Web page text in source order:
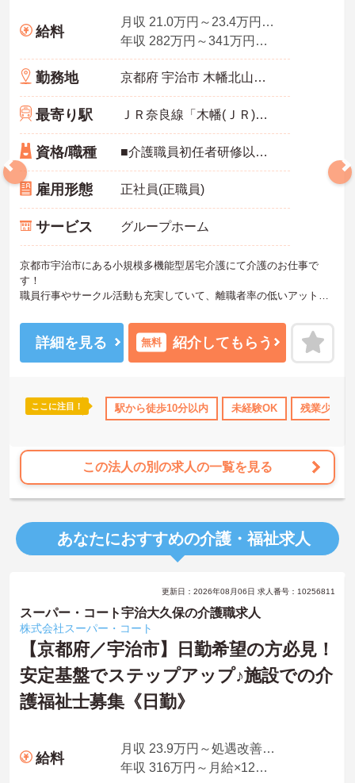
残業少なめ 住宅手当・補助 日勤のみ 年間休日110日以上
給料
月収 21.0万円～23.4万円程度（諸手当込）夜勤4回計算
年収 282万円～341万円程度（諸手当込）
勤務地 京都府 宇治市 木幡北山畑23
最寄り駅 ＪＲ奈良線「木幡(ＪＲ)駅」徒歩4分
資格/職種 ■介護職員初任者研修以上の資格 ■運転免許あれば尚良し ■経験不問 ※未経験の方もご応募いただけます。
雇用形態 正社員(正職員)
サービス グループホーム
京都市宇治市にある小規模多機能型居宅介護にて介護のお仕事で
す！
職員行事やサークル活動も充実していて、離職者率の低いアットホ
1階には地域交流センターと喫茶コーナーを設けており、地域の方の
活動拠点として利用されています！
産休・育休の取得率はほぼ100％で、復帰率は80％代に上るなど、
いる施設の1つ！
職場の雰囲気が良く、人間関係も良好で職員間の口コミで人が集ま
少しでもご興味のある方はお気軽にご相談ください。面接対策など
詳しい内容をお伝えいたします！
詳細を見る 無料 紹介してもらう
ここに注目！ 駅から徒歩10分以内 未経験OK 残業少なめ
この法人の別の求人の一覧を見る
あなたにおすすめの介護・福祉求人
更新日：2026年08月06日 求人番号：10256811
スーパー・コート宇治大久保の介護職求人
株式会社スーパー・コート
【京都府／宇治市】日勤希望の方必見！
安定基盤でステップアップ♪施設での介
護福祉士募集《日勤》
給料
月収 23.9万円～処遇改善手当、特定処遇手当、業務手当、資格手当
年収 316万円～月給×12ヶ月＋賞与